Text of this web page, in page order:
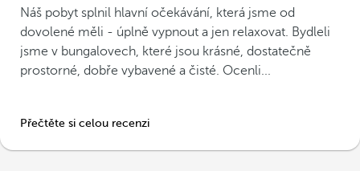
Náš pobyt splnil hlavní očekávání, která jsme od
dovolené měli - úplně vypnout a jen relaxovat. Bydleli
jsme v bungalovech, které jsou krásné, dostatečně
prostorné, dobře vybavené a čisté. Ocenli...
Přečtěte si celou recenzi